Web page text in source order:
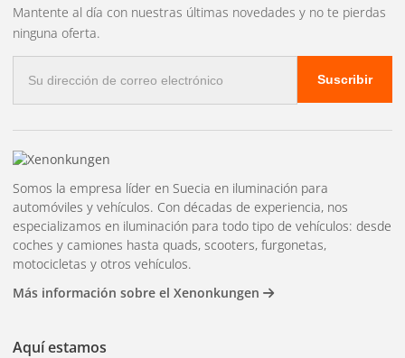
Mantente al día con nuestras últimas novedades y no te pierdas
ninguna oferta.
electrónico
Suscribir
Somos la empresa líder en Suecia en iluminación para
automóviles y vehículos. Con décadas de experiencia, nos
especializamos en iluminación para todo tipo de vehículos: desde
coches y camiones hasta quads, scooters, furgonetas,
motocicletas y otros vehículos.
Más información sobre el Xenonkungen
Aquí estamos